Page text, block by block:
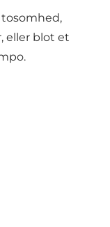
eller blot et